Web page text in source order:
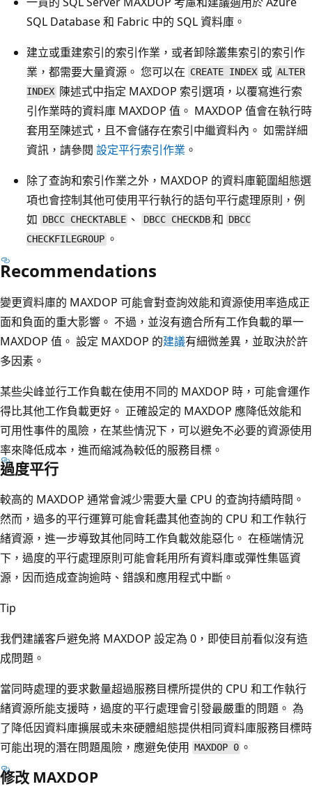
SQL Database 和 Fabric 中的 SQL 資料庫。
建立或重建索引的索引作業，或者卸除叢集索引的索引作
業，都需要大量資源。 您可以在 CREATE INDEX 或 ALTER
INDEX 陳述式中指定 MAXDOP 索引選項，以覆寫進行索
引作業時的資料庫 MAXDOP 值。 MAXDOP 值會在執行時
套用至陳述式，且不會儲存在索引中繼資料內。 如需詳細
資訊，請參閱 設定平行索引作業 。
除了查詢和索引作業之外，MAXDOP 的資料庫範圍組態選
項也會控制其他可使用平行執行的語句平行處理原則，例
如 DBCC CHECKTABLE 、 DBCC CHECKDB和 DBCC
CHECKFILEGROUP 。
Recommendations
變更資料庫的 MAXDOP 可能會對查詢效能和資源使用率造成正
面和負面的重大影響。 不過，並沒有適合所有工作負載的單一
MAXDOP 值。 設定 MAXDOP 的建議有細微差異，並取決於許
多因素。
某些尖峰並行工作負載在使用不同的 MAXDOP 時，可能會運作
得比其他工作負載更好。 正確設定的 MAXDOP 應降低效能和
可用性事件的風險，在某些情況下，可以避免不必要的資源使用
率來降低成本，進而縮減為較低的服務目標。
過度平行
較高的 MAXDOP 通常會減少需要大量 CPU 的查詢持續時間。
然而，過多的平行運算可能會耗盡其他查詢的 CPU 和工作執行
緒資源，進一步導致其他同時工作負載效能惡化。 在極端情況
下，過度的平行處理原則可能會耗用所有資料庫或彈性集區資
源，因而造成查詢逾時、錯誤和應用程式中斷。
Tip
我們建議客戶避免將 MAXDOP 設定為 0，即使目前看似沒有造
成問題。
當同時處理的要求數量超過服務目標所提供的 CPU 和工作執行
緒資源所能支援時，過度的平行處理會引發最嚴重的問題。 為
了降低因資料庫擴展或未來硬體組態提供相同資料庫服務目標時
可能出現的潛在問題風險，應避免使用 MAXDOP 0 。
修改 MAXDOP